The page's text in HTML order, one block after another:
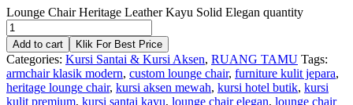
Lounge Chair Heritage Leather Kayu Solid Elegan quantity
Add to cart Klik For Best Price
Categories: Kursi Santai & Kursi Aksen, RUANG TAMU Tags:
armchair klasik modern, custom lounge chair, furniture kulit jepara,
heritage lounge chair, kursi aksen mewah, kursi hotel butik, kursi
kulit premium, kursi santai kayu, lounge chair elegan, lounge chair